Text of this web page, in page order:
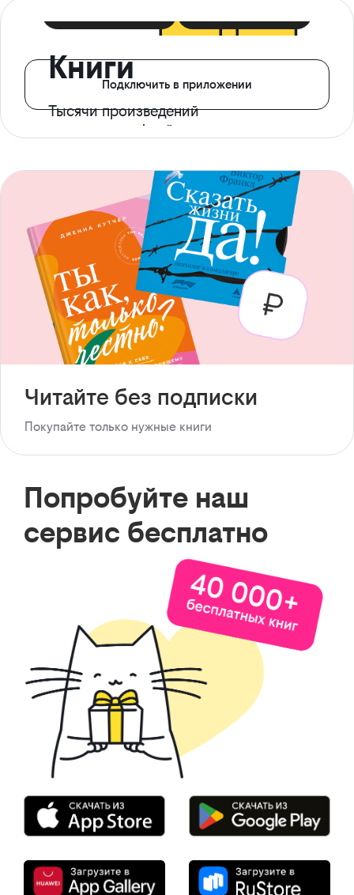
Книги
Тысячи произведений
с доступом офлайн
Подключить в приложении
Читайте без подписки
Покупайте только нужные книги
Попробуйте наш
сервис бесплатно